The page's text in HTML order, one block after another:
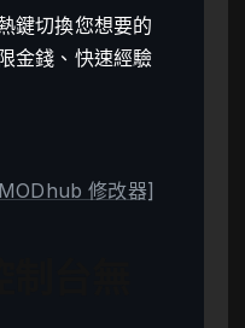
鍵切換您想要的
金錢、快速經驗
修改器]